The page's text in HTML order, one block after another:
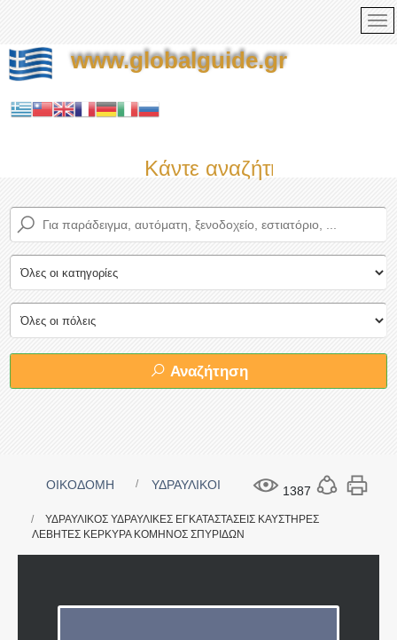
www.globalguide.gr
Κάντε αναζήτηση τώρα
Αναζήτηση
1387
ΟΙΚΟΔΟΜΗ ΥΔΡΑΥΛΙΚΟΙ
ΥΔΡΑΥΛΙΚΟΣ ΥΔΡΑΥΛΙΚΕΣ ΕΓΚΑΤΑΣΤΑΣΕΙΣ ΚΑΥΣΤΗΡΕΣ
ΛΕΒΗΤΕΣ ΚΕΡΚΥΡΑ ΚΟΜΗΝΟΣ ΣΠΥΡΙΔΩΝ